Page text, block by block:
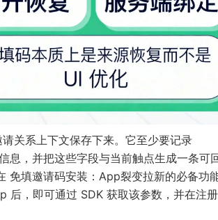
关系上下文保存下来。它至少要记录
息，并把这些字段与当前触点生成一条可
免填邀请码安装：App裂变拉新的必备功
后，即可通过 SDK 获取该参数，并在注